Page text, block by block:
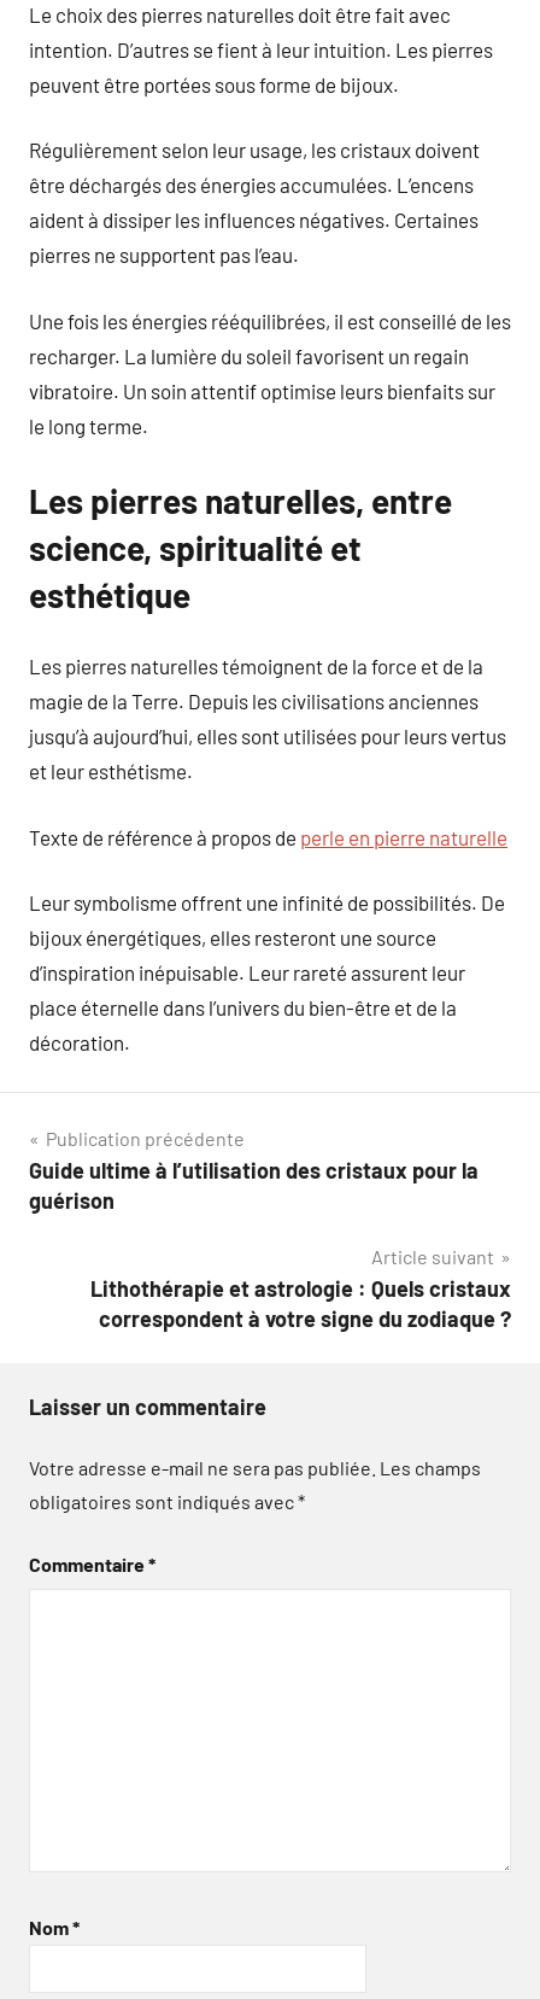
Le choix des pierres naturelles doit être fait avec
intention. D’autres se fient à leur intuition. Les pierres
peuvent être portées sous forme de bijoux.
Régulièrement selon leur usage, les cristaux doivent
être déchargés des énergies accumulées. L’encens
aident à dissiper les influences négatives. Certaines
pierres ne supportent pas l’eau.
Une fois les énergies rééquilibrées, il est conseillé de les
recharger. La lumière du soleil favorisent un regain
vibratoire. Un soin attentif optimise leurs bienfaits sur
le long terme.
Les pierres naturelles, entre
science, spiritualité et
esthétique
Les pierres naturelles témoignent de la force et de la
magie de la Terre. Depuis les civilisations anciennes
jusqu’à aujourd’hui, elles sont utilisées pour leurs vertus
et leur esthétisme.
Texte de référence à propos de perle en pierre naturelle
Leur symbolisme offrent une infinité de possibilités. De
bijoux énergétiques, elles resteront une source
d’inspiration inépuisable. Leur rareté assurent leur
place éternelle dans l’univers du bien-être et de la
décoration.
Navigation
de
Publication précédente
Guide ultime à l’utilisation des cristaux pour la
guérison
Article suivant
Lithothérapie et astrologie : Quels cristaux
correspondent à votre signe du zodiaque ?
Laisser un commentaire
Votre adresse e-mail ne sera pas publiée. Les champs
obligatoires sont indiqués avec*
Commentaire*
Nom*